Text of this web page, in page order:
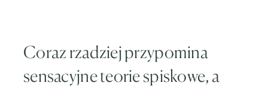
Coraz rzadziej przypomina
sensacyjne teorie spiskowe, a